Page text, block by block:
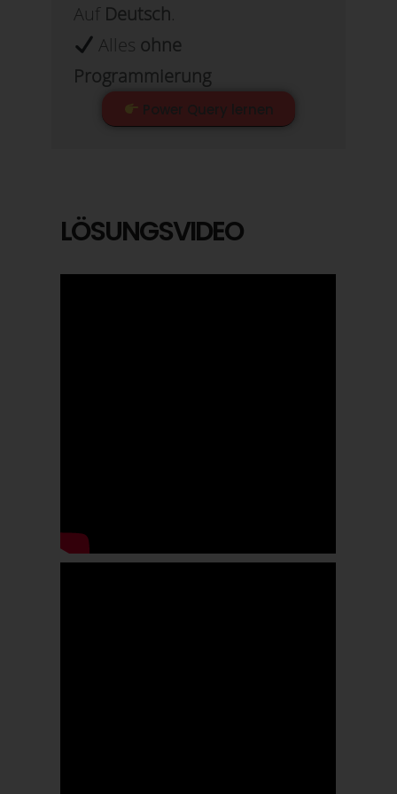
Auf Deutsch.
Alles ohne
Programmierung
Power Query lernen
LÖSUNGSVIDEO